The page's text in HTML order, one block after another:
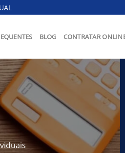
BLOG CONTRATAR